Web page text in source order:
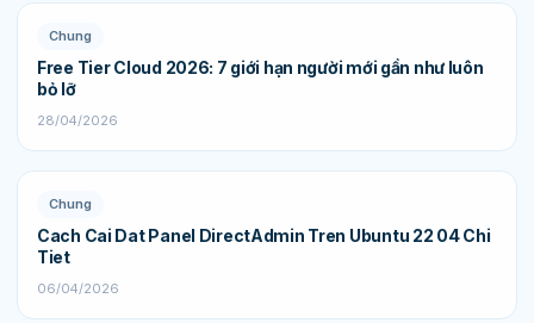
Chung
Free Tier Cloud 2026: 7 giới hạn người mới gần như luôn
bỏ lỡ
28/04/2026
Chung
Cach Cai Dat Panel DirectAdmin Tren Ubuntu 22 04 Chi
Tiet
06/04/2026